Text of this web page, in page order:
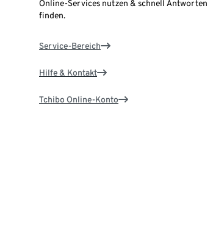
Online-Services nutzen & schnell Antworten
finden.
Service-Bereich
Hilfe & Kontakt
Tchibo Online-Konto